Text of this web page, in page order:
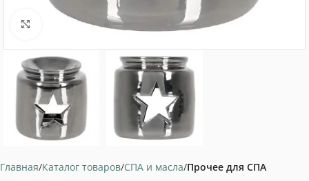
Нажмите, чтобы увеличить
Главная Каталог товаров СПА и масла Прочее для СПА